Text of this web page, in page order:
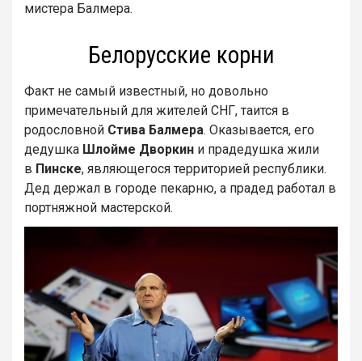
мистера Балмера.
Белорусские корни
Факт не самый известный, но довольно
примечательный для жителей СНГ, таится в
родословной Стива Балмера. Оказывается, его
дедушка Шлойме Дворкин и прадедушка жили
в Пинске, являющегося территорией республики.
Дед держал в городе пекарню, а прадед работал в
портняжной мастерской.